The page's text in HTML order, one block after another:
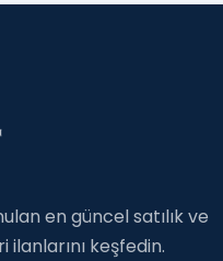
en güncel satılık ve
ilanlarını keşfedin.